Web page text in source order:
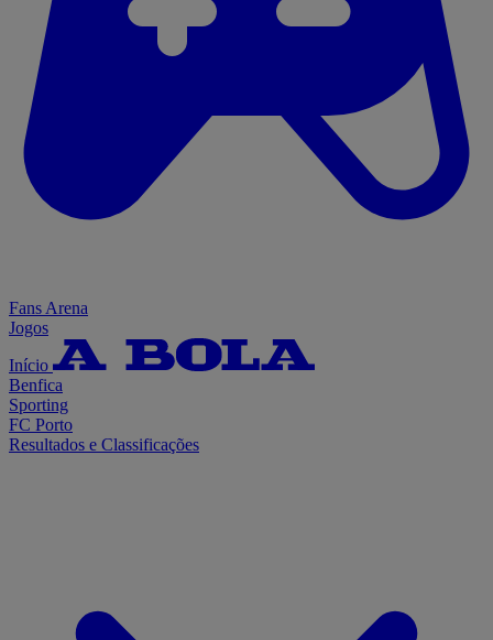
Fans Arena
Jogos
Início
Benfica
Sporting
FC Porto
Resultados e Classificações